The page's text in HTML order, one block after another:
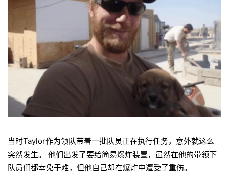
当时Taylor作为领队带着一批队员正在执行任务，意外就这么
突然发生。 他们出发了要给简易爆炸装置，
虽然在他的带领下
队员们都幸免于难，但他自己却在爆炸中遭受了重伤。